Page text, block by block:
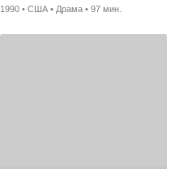
1990 • США • Драма • 97 мин.